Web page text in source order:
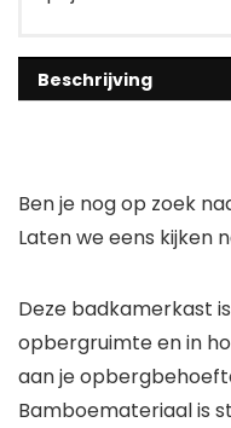
Beschrijving
Ben je nog op zoek
Laten we eens kijken
Deze badkamerkast
opbergruimte en in
aan je
Bamboemateriaal is